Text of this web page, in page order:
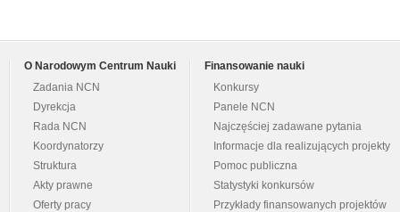
O Narodowym Centrum Nauki
Zadania NCN
Dyrekcja
Rada NCN
Koordynatorzy
Struktura
Akty prawne
Oferty pracy
Finansowanie nauki
Konkursy
Panele NCN
Najczęściej zadawane pytania
Informacje dla realizujących projekty
Pomoc publiczna
Statystyki konkursów
Przykłady finansowanych projektów